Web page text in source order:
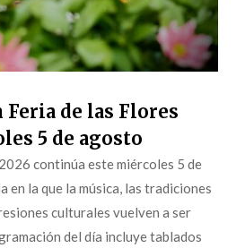
de las Flores
5 de agosto
continúa este miércoles 5 de
en la que la música, las tradiciones
culturales vuelven a ser
del día incluye tablados